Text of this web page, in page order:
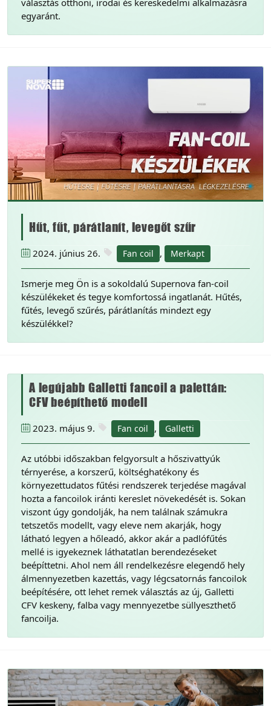
egyaránt.
Hűt, fűt, párátlanít, levegőt szűr
2024. június 26. Fan coil , Merkapt
Ismerje meg Ön is a sokoldalú Supernova fan-coil
készülékeket és tegye komfortossá ingatlanát. Hűtés,
fűtés, levegő szűrés, párátlanítás mindezt egy
készülékkel?
A legújabb Galletti fancoil a palettán:
CFV beépíthető modell
2023. május 9. Fan coil , Galletti
Az utóbbi időszakban felgyorsult a hőszivattyúk
térnyerése, a korszerű, költséghatékony és
környezettudatos fűtési rendszerek terjedése magával
hozta a fancoilok iránti kereslet növekedését is. Sokan
viszont úgy gondolják, ha nem találnak számukra
tetszetős modellt, vagy eleve nem akarják, hogy
látható legyen a hőleadó, akkor akár a padlófűtés
mellé is igyekeznek láthatatlan berendezéseket
beépíttetni. Ahol nem áll rendelkezésre elegendő hely
álmennyezetben kazettás, vagy légcsatornás fancoilok
beépítésére, ott lehet remek választás az új, Galletti
CFV keskeny, falba vagy mennyezetbe süllyeszthető
fancoilja.